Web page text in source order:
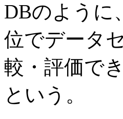
DBのように
位でデータ
較・評価で
という。